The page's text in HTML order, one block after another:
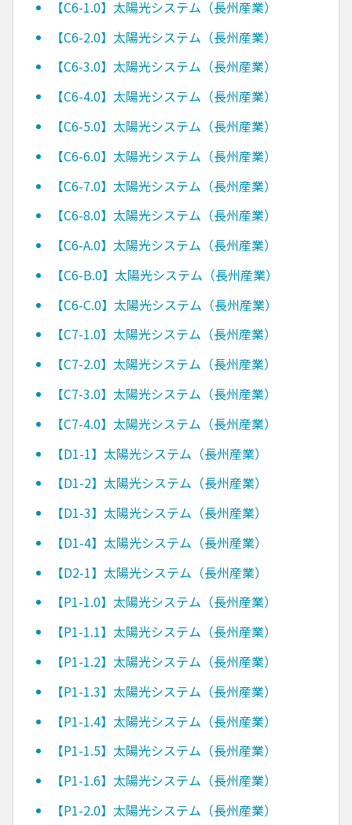
【C6-1.0】太陽光システム（長州産業）
【C6-2.0】太陽光システム（長州産業）
【C6-3.0】太陽光システム（長州産業）
【C6-4.0】太陽光システム（長州産業）
【C6-5.0】太陽光システム（長州産業）
【C6-6.0】太陽光システム（長州産業）
【C6-7.0】太陽光システム（長州産業）
【C6-8.0】太陽光システム（長州産業）
【C6-A.0】太陽光システム（長州産業）
【C6-B.0】太陽光システム（長州産業）
【C6-C.0】太陽光システム（長州産業）
【C7-1.0】太陽光システム（長州産業）
【C7-2.0】太陽光システム（長州産業）
【C7-3.0】太陽光システム（長州産業）
【C7-4.0】太陽光システム（長州産業）
【D1-1】太陽光システム（長州産業）
【D1-2】太陽光システム（長州産業）
【D1-3】太陽光システム（長州産業）
【D1-4】太陽光システム（長州産業）
【D2-1】太陽光システム（長州産業）
【P1-1.0】太陽光システム（長州産業）
【P1-1.1】太陽光システム（長州産業）
【P1-1.2】太陽光システム（長州産業）
【P1-1.3】太陽光システム（長州産業）
【P1-1.4】太陽光システム（長州産業）
【P1-1.5】太陽光システム（長州産業）
【P1-1.6】太陽光システム（長州産業）
【P1-2.0】太陽光システム（長州産業）